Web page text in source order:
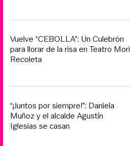
Vuelve “CEBOLLA”: Un Culebrón
para llorar de la risa en Teatro Mori
Recoleta
“¡Juntos por siempre!”: Daniela
Muñoz y el alcalde Agustín
Iglesias se casan